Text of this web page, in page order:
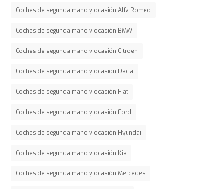
Coches de segunda mano y ocasión Alfa Romeo
Coches de segunda mano y ocasión BMW
Coches de segunda mano y ocasión Citroen
Coches de segunda mano y ocasión Dacia
Coches de segunda mano y ocasión Fiat
Coches de segunda mano y ocasión Ford
Coches de segunda mano y ocasión Hyundai
Coches de segunda mano y ocasión Kia
Coches de segunda mano y ocasión Mercedes